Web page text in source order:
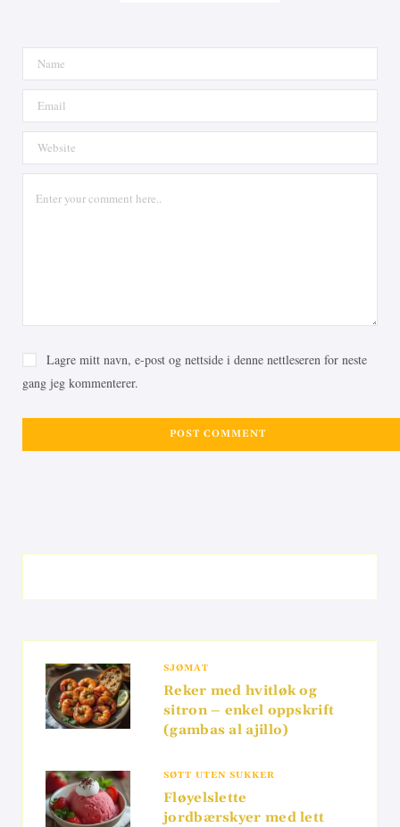
Lagre mitt navn, e-post og nettside i denne nettleseren for neste
gang jeg kommenterer.
SJØMAT
Reker med hvitløk og
sitron – enkel oppskrift
(gambas al ajillo)
SØTT UTEN SUKKER
Fløyelslette
jordbærskyer med lett